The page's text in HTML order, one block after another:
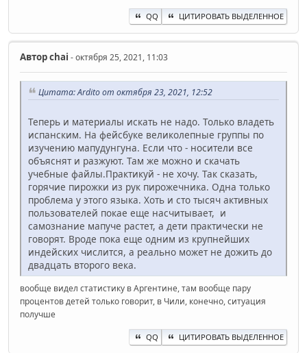
QQ ЦИТИРОВАТЬ ВЫДЕЛЕННОЕ
Авторchai - октября 25, 2021, 11:03
Цитата: Ardito от октября 23, 2021, 12:52
Теперь и материалы искать не надо. Только владеть
испанским. На фейсбуке великолепные группы по
изучению мапудунгуна. Если что - носители все
объяснят и разжуют. Там же можно и скачать
учебные файлы.Практикуй - не хочу. Так сказать,
горячие пирожки из рук пирожечника. Одна только
проблема у этого языка. Хоть и сто тысяч активных
пользователей покае еще насчитывает, и
самознание мапуче растет, а дети практически не
говорят. Вроде пока еще одним из крупнейших
индейских числится, а реально может не дожить до
двадцать второго века.
вообще видел статистику в Аргентине, там вообще пару
процентов детей только говорит, в Чили, конечно, ситуация
получше
QQ ЦИТИРОВАТЬ ВЫДЕЛЕННОЕ